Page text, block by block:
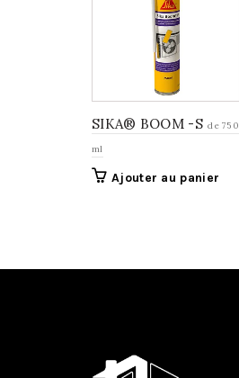
SIKA® BOOM -S de 750
ml
Ajouter au panier